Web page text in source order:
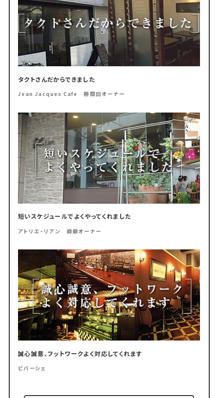
タクトさんだからできました
Jean Jacques Cafe 勝間田オーナー
短いスケジュールでよくやってくれました
アトリエ・リアン 纐纈オーナー
誠心誠意、フットワークよく対応してくれます
ビバーシェ